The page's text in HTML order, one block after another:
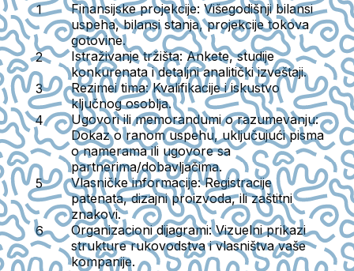
Finansijske projekcije: Višegodišnji bilansi
uspeha, bilansi stanja, projekcije tokova
gotovine.
Istraživanje tržišta: Ankete, studije
konkurenata i detaljni analitički izveštaji.
Rezimei tima: Kvalifikacije i iskustvo
ključnog osoblja.
Ugovori ili memorandumi o razumevanju:
Dokaz o ranom uspehu, uključujući pisma
o namerama ili ugovore sa
partnerima/dobavljačima.
Vlasničke informacije: Registracije
patenata, dizajni proizvoda, ili zaštitni
znakovi.
Organizacioni dijagrami: Vizuelni prikazi
strukture rukovodstva i vlasništva vaše
kompanije.